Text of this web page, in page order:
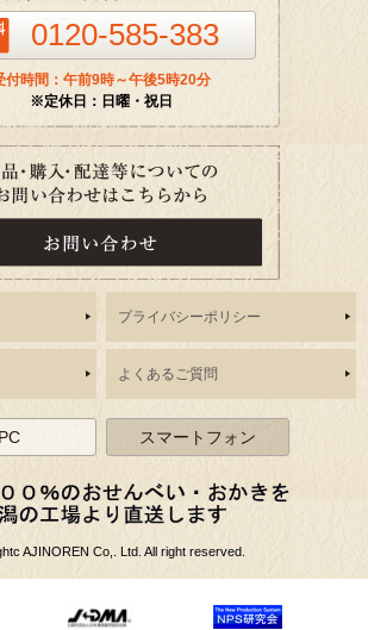
0120-585-383
付時間：午前9時～午後5時20分
※定休日：日曜・祝日
プライバシーポリシー
よくあるご質問
PC スマートフォン
AJINOREN Co,. Ltd. All right reserved.